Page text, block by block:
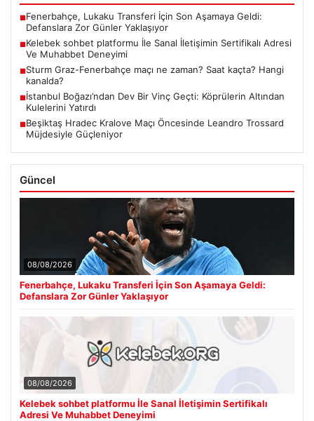
■Fenerbahçe, Lukaku Transferi İçin Son Aşamaya Geldi:
Defanslara Zor Günler Yaklaşıyor
■Kelebek sohbet platformu İle Sanal İletişimin Sertifikalı Adresi
Ve Muhabbet Deneyimi
■Sturm Graz-Fenerbahçe maçı ne zaman? Saat kaçta? Hangi
kanalda?
■İstanbul Boğazı’ndan Dev Bir Vinç Geçti: Köprülerin Altından
Kulelerini Yatırdı
■Beşiktaş Hradec Kralove Maçı Öncesinde Leandro Trossard
Müjdesiyle Güçleniyor
Güncel
08/08/2026
Fenerbahçe, Lukaku Transferi İçin Son Aşamaya Geldi:
Defanslara Zor Günler Yaklaşıyor
08/08/2026
Kelebek sohbet platformu İle Sanal İletişimin Sertifikalı
Adresi Ve Muhabbet Deneyimi